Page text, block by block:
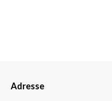
Footer
Adresse